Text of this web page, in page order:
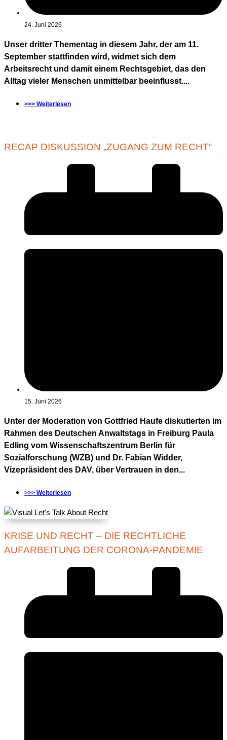
24. Juni 2026
Unser dritter Thementag in diesem Jahr, der am 11.
September stattfinden wird, widmet sich dem
Arbeitsrecht und damit einem Rechtsgebiet, das den
Alltag vieler Menschen unmittelbar beeinflusst....
>>> Weiterlesen
RECAP DISKUSSION „ZUGANG ZUM RECHT“
15. Juni 2026
Unter der Moderation von Gottfried Haufe diskutierten im
Rahmen des Deutschen Anwaltstags in Freiburg Paula
Edling vom Wissenschaftszentrum Berlin für
Sozialforschung (WZB) und Dr. Fabian Widder,
Vizepräsident des DAV, über Vertrauen in den...
>>> Weiterlesen
KRISE UND RECHT – DIE RECHTLICHE
AUFARBEITUNG DER CORONA-PANDEMIE